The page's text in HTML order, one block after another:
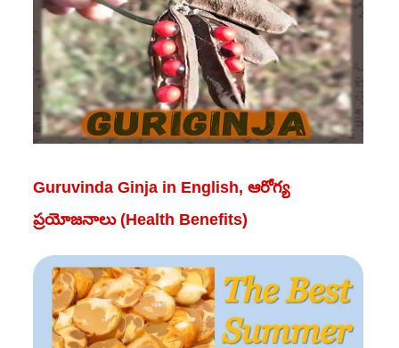
Guruvinda Ginja in English, ఆరోగ్య
ప్రయోజనాలు (Health Benefits)